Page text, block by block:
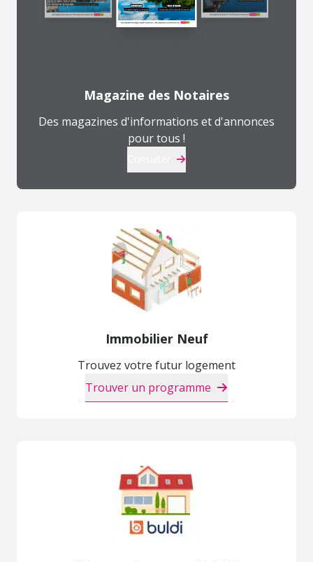
Magazine des Notaires
Des magazines d'informations et d'annonces
pour tous !
Immobilier Neuf
Trouvez votre futur logement
Trouver un programme